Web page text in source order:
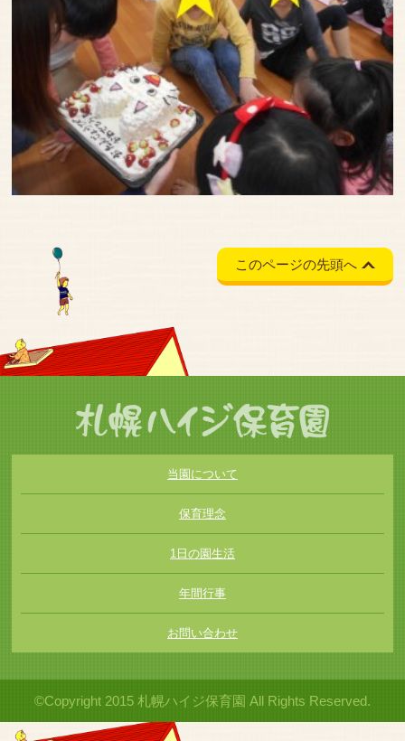
このページの先頭へ
当園について
保育理念
1日の園生活
年間行事
お問い合わせ
©Copyright 2015 札幌ハイジ保育園 All Rights Reserved.